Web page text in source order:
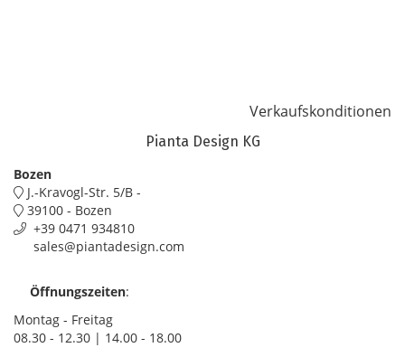
Verkaufskonditionen
Pianta Design KG
Bozen
J.-Kravogl-Str. 5/B -
39100 - Bozen
+39 0471 934810
sales@piantadesign.com
Öffnungszeiten:
Montag - Freitag
08.30 - 12.30 | 14.00 - 18.00